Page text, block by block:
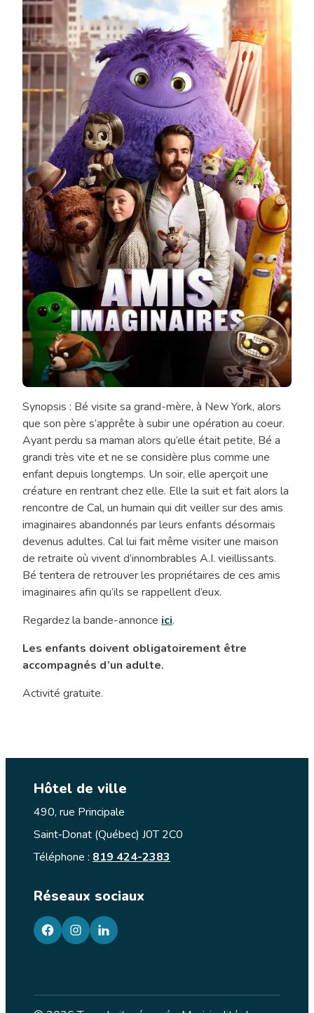
Ciné-
club
familiale
–
Amis
imaginaires
Synopsis : Bé visite sa grand-mère, à New York, alors
que son père s’apprête à subir une opération au coeur.
Ayant perdu sa maman alors qu’elle était petite, Bé a
grandi très vite et ne se considère plus comme une
enfant depuis longtemps. Un soir, elle aperçoit une
créature en rentrant chez elle. Elle la suit et fait alors la
rencontre de Cal, un humain qui dit veiller sur des amis
imaginaires abandonnés par leurs enfants désormais
devenus adultes. Cal lui fait même visiter une maison
de retraite où vivent d’innombrables A.I. vieillissants.
Bé tentera de retrouver les propriétaires de ces amis
imaginaires afin qu’ils se rappellent d’eux.
Regardez la bande-annonce ici.
Les enfants doivent obligatoirement être
accompagnés d’un adulte.
Activité gratuite.
Hôtel de ville
490, rue Principale
Saint‑Donat (Québec) J0T 2C0
Téléphone : 819 424-2383
Réseaux sociaux
facebookgoogleplusgoogleplus